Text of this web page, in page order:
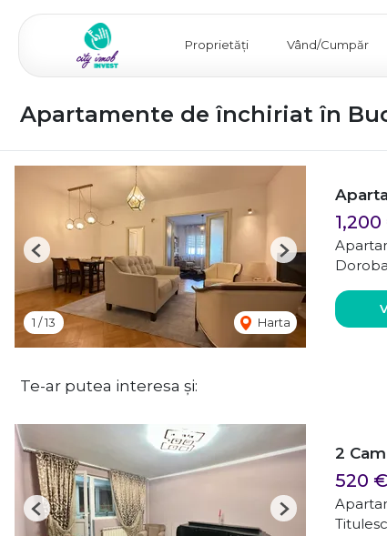
Proprietăți Vând/Cumpăr
Apartamente de închiriat în
1 /13 Harta
Previous Next
Te-ar putea interesa și:
Previous Next
2
520 €